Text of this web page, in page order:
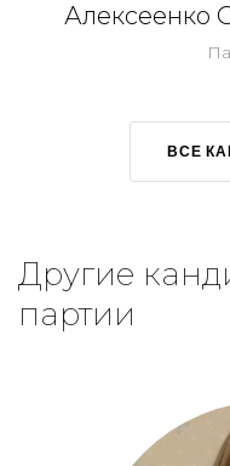
Алексеенко
ВСЕ
Другие
партии